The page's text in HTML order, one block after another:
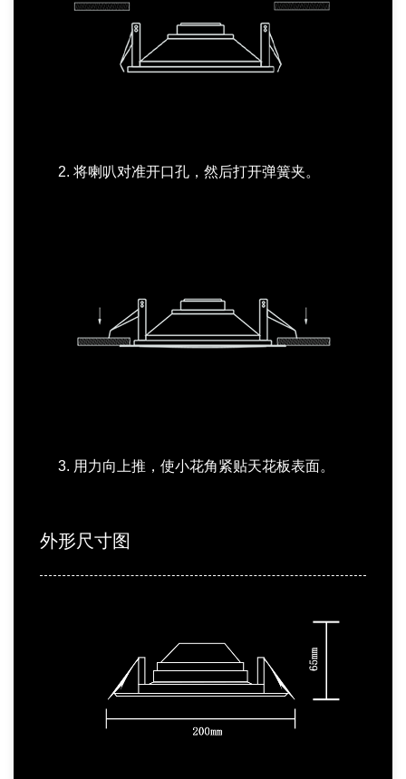
2. 将喇叭对准开口孔，然后打开弹簧夹。
3. 用力向上推，使小花角紧贴天花板表面。
外形尺寸图